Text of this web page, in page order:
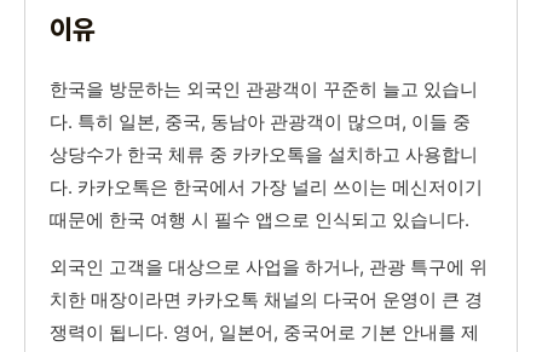
이유
한국을 방문하는 외국인 관광객이 꾸준히 늘고 있습니
다. 특히 일본, 중국, 동남아 관광객이 많으며, 이들 중
상당수가 한국 체류 중 카카오톡을 설치하고 사용합니
다. 카카오톡은 한국에서 가장 널리 쓰이는 메신저이기
때문에 한국 여행 시 필수 앱으로 인식되고 있습니다.
외국인 고객을 대상으로 사업을 하거나, 관광 특구에 위
치한 매장이라면 카카오톡 채널의 다국어 운영이 큰 경
쟁력이 됩니다. 영어, 일본어, 중국어로 기본 안내를 제